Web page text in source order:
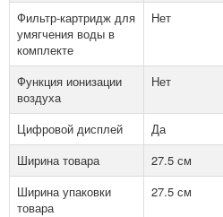
Фильтр-картридж для
умягчения воды в
комплекте
Нет
Функция ионизации
воздуха
Нет
Цифровой дисплей
Да
Ширина товара
27.5 см
Ширина упаковки
товара
27.5 см